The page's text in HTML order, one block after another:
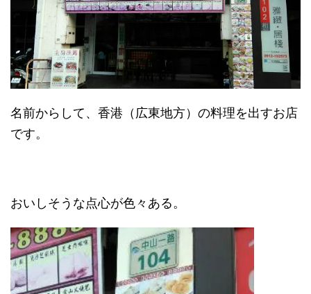
名前からして、香港（広東地方）の料理を出すお店
です。
おいしそうな点心が色々ある。